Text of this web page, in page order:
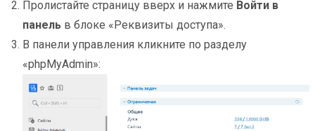
Пролистайте страницу вверх и нажмите Войти в
панель в блоке «Реквизиты доступа».
В панели управления кликните по разделу
«phpMyAdmin»: